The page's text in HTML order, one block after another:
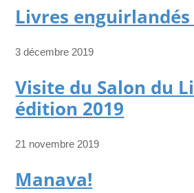
Livres enguirlandés
3 décembre 2019
Visite du Salon du
édition 2019
21 novembre 2019
Manava!